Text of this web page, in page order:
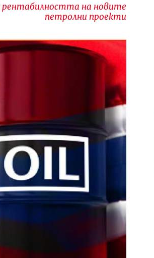
рентабилността на новите
петролни проекти